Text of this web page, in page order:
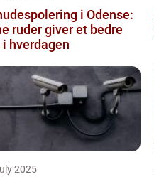
i Odense:
ruder giver et bedre
i hverdagen
2025